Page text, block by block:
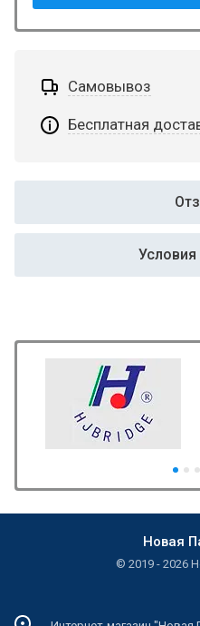
Самовывоз
Бесплатная
Новая
© 2019 - 2026